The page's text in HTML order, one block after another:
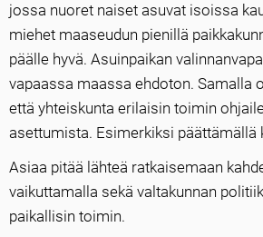
jossa nuoret naiset asuvat isoissa
miehet maaseudun pienillä
päälle hyvä. Asuinpaikan
vapaassa maassa ehdoton. Samalla
että yhteiskunta erilaisin toimin
asettumista. Esimerkiksi päättämällä
Asiaa pitää lähteä ratkaisemaan
vaikuttamalla sekä valtakunnan
paikallisin toimin.